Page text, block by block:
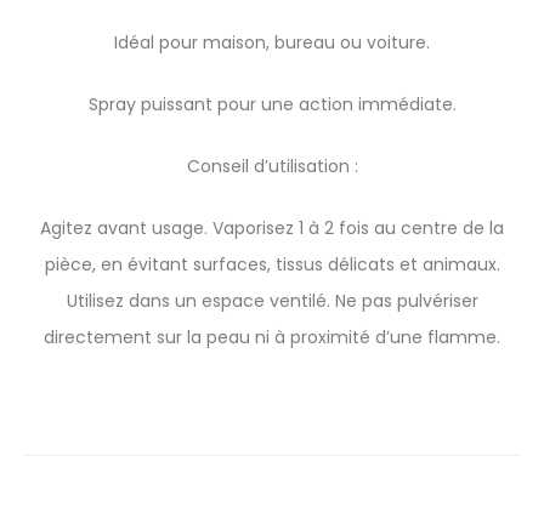
Idéal pour maison, bureau ou voiture.
Spray puissant pour une action immédiate.
Conseil d’utilisation :
Agitez avant usage. Vaporisez 1 à 2 fois au centre de la
pièce, en évitant surfaces, tissus délicats et animaux.
Utilisez dans un espace ventilé. Ne pas pulvériser
directement sur la peau ni à proximité d’une flamme.